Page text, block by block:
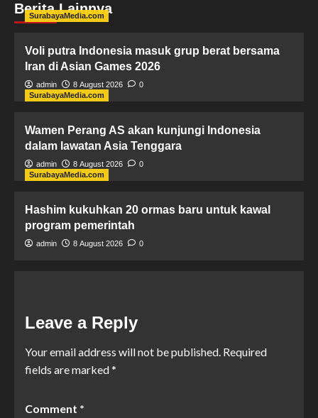
Berita Lainnya
SurabayaMedia.com
Voli putra Indonesia masuk grup berat bersama
Iran di Asian Games 2026
admin 8 August 2026
0
SurabayaMedia.com
Wamen Perang AS akan kunjungi Indonesia
dalam lawatan Asia Tenggara
admin 8 August 2026
0
SurabayaMedia.com
Hashim kukuhkan 20 ormas baru untuk kawal
program pemerintah
admin 8 August 2026 0
Leave a Reply
Your email address will not be published. Required
fields are marked*
Comment *